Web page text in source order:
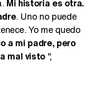
Mi historia es otra.
. Uno no puede
Yo me quedo
a mi padre, pero
mal visto ",